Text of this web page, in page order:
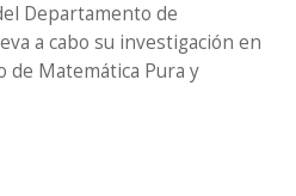
Departamento de
a cabo su investigación en
Matemática Pura y